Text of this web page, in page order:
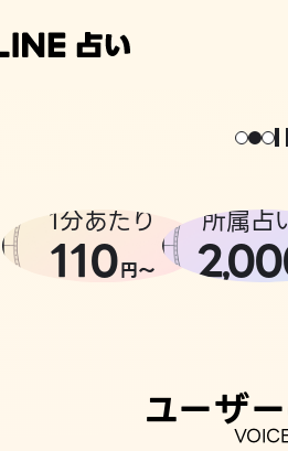
。
1分あたり
110円〜
所属占
2,
ユーザ